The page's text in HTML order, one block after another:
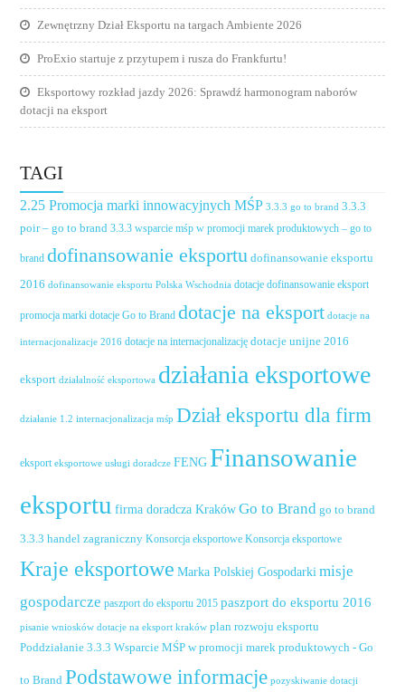
Zewnętrzny Dział Eksportu na targach Ambiente 2026
ProExio startuje z przytupem i rusza do Frankfurtu!
Eksportowy rozkład jazdy 2026: Sprawdź harmonogram naborów
dotacji na eksport
TAGI
2.25 Promocja marki innowacyjnych MŚP 3.3.3 go to brand 3.3.3
poir – go to brand 3.3.3 wsparcie mśp w promocji marek produktowych – go to
brand dofinansowanie eksportu dofinansowanie eksportu
2016 dofinansowanie eksportu Polska Wschodnia dotacje dofinansowanie eksport
promocja marki dotacje Go to Brand dotacje na eksport dotacje na
internacjonalizacje 2016 dotacje na internacjonalizację dotacje unijne 2016
eksport działalność eksportowa działania eksportowe
działanie 1.2 internacjonalizacja mśp Dział eksportu dla firm
eksport eksportowe usługi doradcze FENG Finansowanie
eksportu firma doradcza Kraków Go to Brand go to brand
3.3.3 handel zagraniczny Konsorcja eksportowe Konsorcja eksportowe
Kraje eksportowe Marka Polskiej Gospodarki misje
gospodarcze paszport do eksportu 2015 paszport do eksportu 2016
pisanie wniosków dotacje na eksport kraków plan rozwoju eksportu
Poddziałanie 3.3.3 Wsparcie MŚP w promocji marek produktowych - Go
to Brand Podstawowe informacje pozyskiwanie dotacji